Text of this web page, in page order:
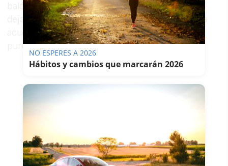
balón y poner los altavoces, esta Zambomba ha
dejado momentos de categoría. La gente que ha
acudido ha podido disfrutar a lo grande de la
pureza de los cantes.
NO ESPERES A 2026
Hábitos y cambios que marcarán 2026